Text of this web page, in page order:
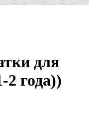
для
2 года))